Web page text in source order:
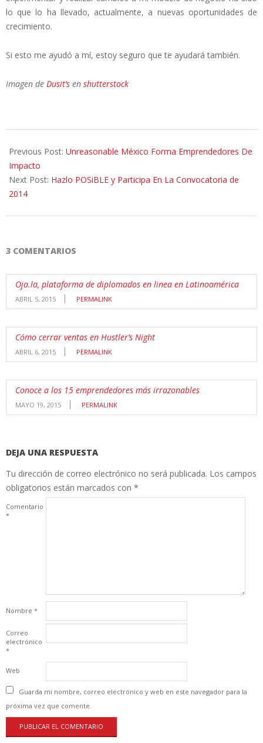
lo que lo ha llevado, actualmente, a nuevas oportunidades de
crecimiento.
Si esto me ayudó a mí, estoy seguro que te ayudará también.
Imagen de Dusit’s en shutterstock
03-
18
Previous Post: Unreasonable México Forma Emprendedores De
Impacto
Next Post: Hazlo POSiBLE y Participa En La Convocatoria de
2014
3 COMENTARIOS
Oja.la, plataforma de diplomados en linea en Latinoamérica
ABRIL 5, 2015 PERMALINK
Cómo cerrar ventas en Hustler’s Night
ABRIL 6, 2015 PERMALINK
Conoce a los 15 emprendedores más irrazonables
MAYO 19, 2015 PERMALINK
DEJA UNA RESPUESTA
Tu dirección de correo electrónico no será publicada. Los campos
obligatorios están marcados con *
Comentario
*
Nombre *
Correo
electrónico
*
Web
Guarda mi nombre, correo electrónico y web en este navegador para la
próxima vez que comente.